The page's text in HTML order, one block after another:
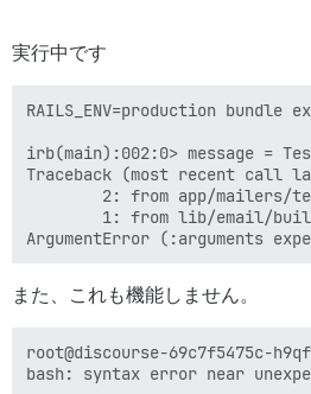
実行中です
RAILS_ENV=production bundle
irb(main):002:0> message =
Traceback (most recent call
2: from app/mailers/
1: from lib/email/
また、これも機能しません。
root@discourse-69c7f5475c-